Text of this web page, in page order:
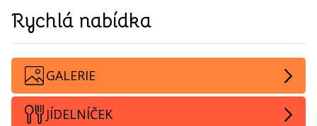
Rychlá nabídka
GALERIE
JÍDELNÍČEK